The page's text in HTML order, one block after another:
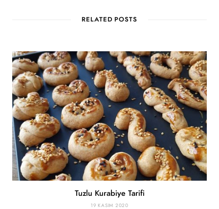
RELATED POSTS
Tuzlu Kurabiye Tarifi
19 KASIM 2020